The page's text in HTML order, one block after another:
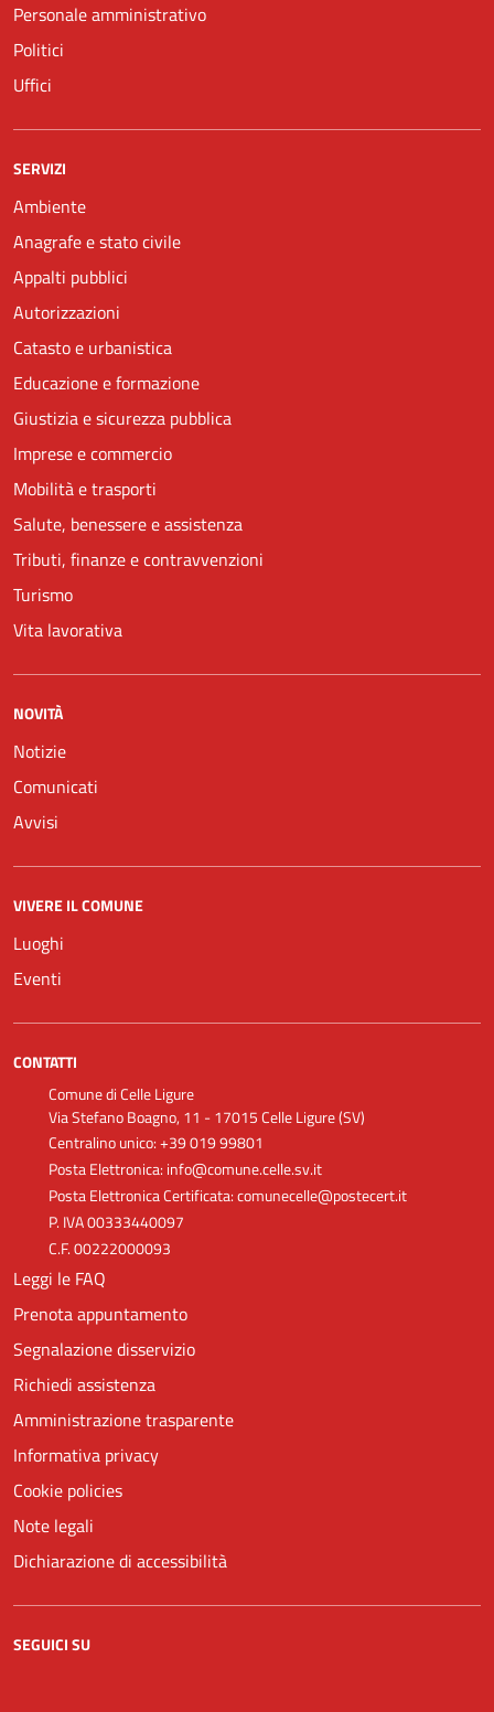
Personale amministrativo
Politici
Uffici
SERVIZI
Ambiente
Anagrafe e stato civile
Appalti pubblici
Autorizzazioni
Catasto e urbanistica
Educazione e formazione
Giustizia e sicurezza pubblica
Imprese e commercio
Mobilità e trasporti
Salute, benessere e assistenza
Tributi, finanze e contravvenzioni
Turismo
Vita lavorativa
NOVITÀ
Notizie
Comunicati
Avvisi
VIVERE IL COMUNE
Luoghi
Eventi
CONTATTI
Comune di Celle Ligure
Via Stefano Boagno, 11 - 17015 Celle Ligure (SV)
Centralino unico: +39 019 99801
Posta Elettronica: info@comune.celle.sv.it
Posta Elettronica Certificata: comunecelle@postecert.it
P. IVA 00333440097
C.F. 00222000093
Leggi le FAQ
Prenota appuntamento
Segnalazione disservizio
Richiedi assistenza
Amministrazione trasparente
Informativa privacy
Cookie policies
Note legali
Dichiarazione di accessibilità
SEGUICI SU